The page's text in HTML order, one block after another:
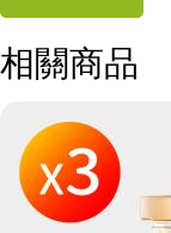
相關商品